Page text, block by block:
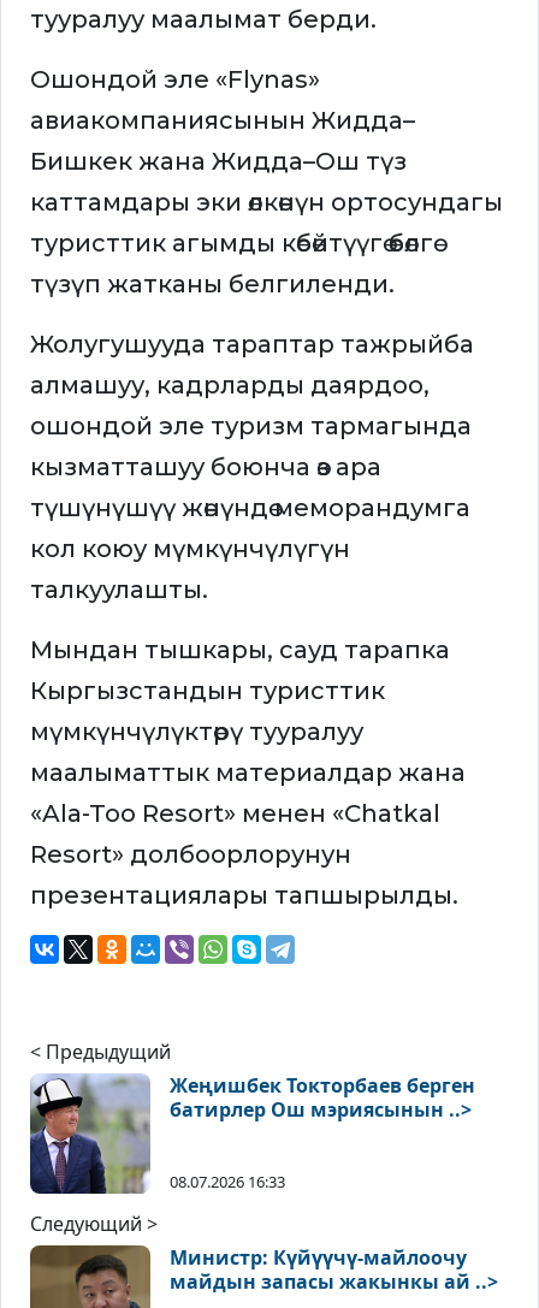
тууралуу маалымат берди.
Ошондой эле «Flynas»
авиакомпаниясынын Жидда–
Бишкек жана Жидда–Ош түз
каттамдары эки өлкөнүн ортосундагы
туристтик агымды көбөйтүүгө өбөлгө
түзүп жатканы белгиленди.
Жолугушууда тараптар тажрыйба
алмашуу, кадрларды даярдоо,
ошондой эле туризм тармагында
кызматташуу боюнча өз ара
түшүнүшүү жөнүндө меморандумга
кол коюу мүмкүнчүлүгүн
талкуулашты.
Мындан тышкары, сауд тарапка
Кыргызстандын туристтик
мүмкүнчүлүктөрү тууралуу
маалыматтык материалдар жана
«Ala-Too Resort» менен «Chatkal
Resort» долбоорлорунун
презентациялары тапшырылды.
< Предыдущий
Жеңишбек Токторбаев берген
батирлер Ош мэриясынын ..>
08.07.2026 16:33
Следующий >
Министр: Күйүүчү-майлоочу
майдын запасы жакынкы ай ..>